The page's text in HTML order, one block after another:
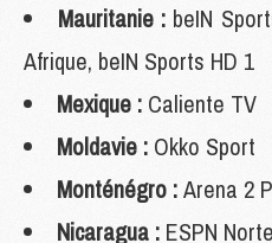
Mauritanie : beIN
Afrique, beIN Sports HD 1
Mexique : Caliente TV
Moldavie : Okko Sport
Monténégro :Arena 2
Nicaragua : ESPN